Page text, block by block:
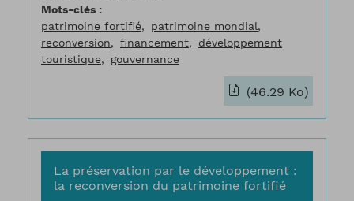
Mots-clés
patrimoine fortifié
patrimoine mondial
reconversion
financement
développement
touristique
gouvernance
(46.29 Ko)
La préservation par le développement :
la reconversion du patrimoine fortifié